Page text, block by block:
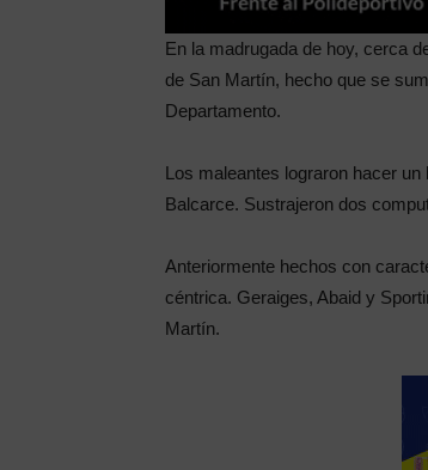
En la madrugada de hoy, cerca
de San Martín, hecho que se
Departamento.
Los maleantes lograron hacer
Balcarce. Sustrajeron dos
Anteriormente hechos con
céntrica. Geraiges, Abaid y
Martín.